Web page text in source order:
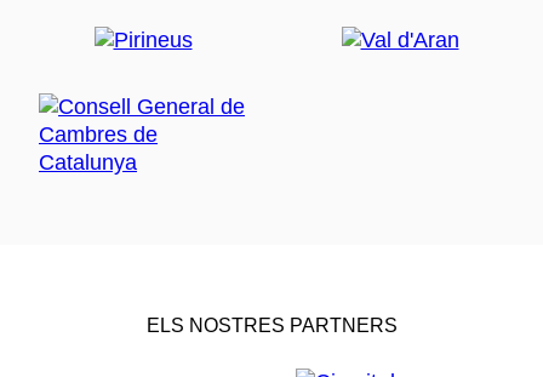
ELS NOSTRES PARTNERS